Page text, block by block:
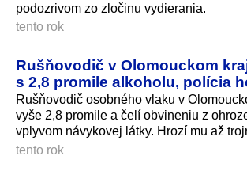
podozrivom zo zločinu vydierania.
tento rok
Rušňovodič v Olomouckom
s 2,8 promile alkoholu, polícia
Rušňovodič osobného vlaku v
vyše 2,8 promile a čelí obvineniu z
vplyvom návykovej látky. Hrozí mu až
tento rok